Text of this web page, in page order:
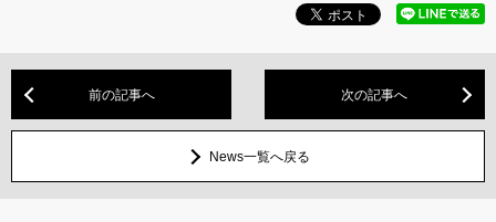
前の記事へ 次の記事へ
News一覧へ戻る